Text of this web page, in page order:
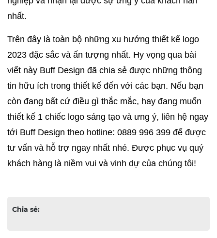
nhất.
Trên đây là toàn bộ những xu hướng thiết kế logo
2023 đặc sắc và ấn tượng nhất. Hy vọng qua bài
viết này Buff Design đã chia sẻ được những thông
tin hữu ích trong thiết kế đến với các bạn. Nếu bạn
còn đang bất cứ điều gì thắc mắc, hay đang muốn
thiết kế 1 chiếc logo sáng tạo và ưng ý, liên hệ ngay
tới Buff Design theo hotline: 0889 996 399 để được
tư vấn và hỗ trợ ngay nhất nhé. Được phục vụ quý
khách hàng là niềm vui và vinh dự của chúng tôi!
Chia sẻ: